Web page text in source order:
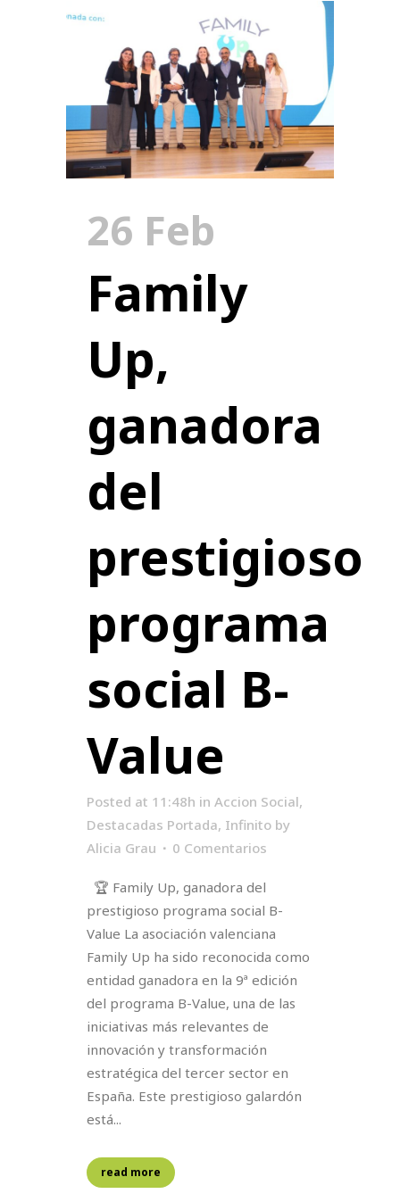
26 Feb
Family
Up,
ganadora
del
prestigioso
programa
social B-
Value
Posted at 11:48h in Accion Social,
Destacadas Portada, Infinito by
Alicia Grau
0 Comentarios
🏆 Family Up, ganadora del
prestigioso programa social B-
Value La asociación valenciana
Family Up ha sido reconocida como
entidad ganadora en la 9ª edición
del programa B-Value, una de las
iniciativas más relevantes de
innovación y transformación
estratégica del tercer sector en
España. Este prestigioso galardón
está...
read more